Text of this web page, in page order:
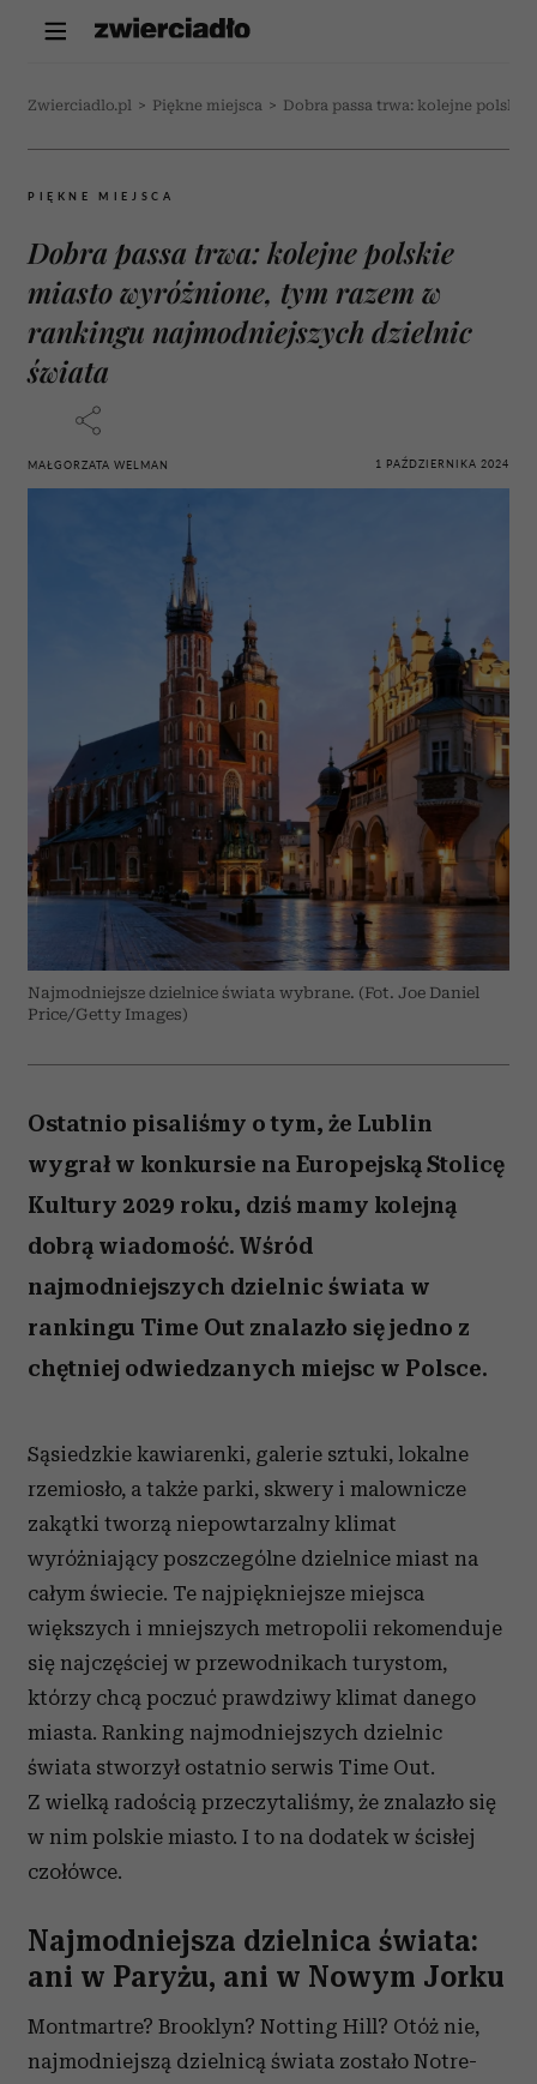
Zwierciadlo.pl > Piękne miejsca > Dobra passa trwa: kolejne
PIĘKNE MIEJSCA
Dobra passa trwa: kolejne polskie
miasto wyróżnione, tym razem w
rankingu najmodniejszych dzielnic
świata
MAŁGORZATA WELMAN 1 PAŹDZIERNIKA 2024
Najmodniejsze dzielnice świata wybrane. (Fot. Joe Daniel
Price/Getty Images)
Ostatnio pisaliśmy o tym, że Lublin
wygrał w konkursie na Europejską Stolicę
Kultury 2029 roku, dziś mamy kolejną
dobrą wiadomość. Wśród
najmodniejszych dzielnic świata w
rankingu Time Out znalazło się jedno z
chętniej odwiedzanych miejsc w Polsce.
Sąsiedzkie kawiarenki, galerie sztuki, lokalne
rzemiosło, a także parki, skwery i malownicze
zakątki tworzą niepowtarzalny klimat
wyróżniający poszczególne dzielnice miast na
całym świecie. Te najpiękniejsze miejsca
większych i mniejszych metropolii rekomenduje
się najczęściej w przewodnikach turystom,
którzy chcą poczuć prawdziwy klimat danego
miasta. Ranking najmodniejszych dzielnic
świata stworzył ostatnio serwis Time Out.
Z wielką radością przeczytaliśmy, że znalazło się
w nim polskie miasto. I to na dodatek w ścisłej
czołówce.
Najmodniejsza dzielnica świata:
ani w Paryżu, ani w Nowym Jorku
Montmartre? Brooklyn? Notting Hill? Otóż nie,
najmodniejszą dzielnicą świata zostało Notre-